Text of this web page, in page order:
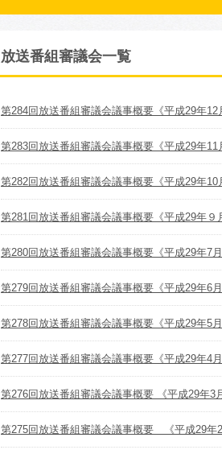
放送番組審議会一覧
第284回放送番組審議会議事概要《平成29年12
第283回放送番組審議会議事概要《平成29年11
第282回放送番組審議会議事概要《平成29年10
第281回放送番組審議会議事概要《平成29年９
第280回放送番組審議会議事概要《平成29年7月
第279回放送番組審議会議事概要《平成29年6月
第278回放送番組審議会議事概要《平成29年5月
第277回放送番組審議会議事概要《平成29年4月
第276回放送番組審議会議事概要 《平成29年3
第275回放送番組審議会議事概要 《平成29年2